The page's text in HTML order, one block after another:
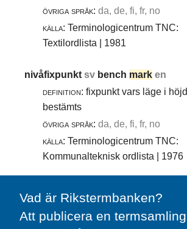
övriga språk: da, de, fi, fr, no
källa: Terminologicentrum TNC:
Textilordlista | 1981
nivåfixpunktsv bench mark en
definition: fixpunkt vars läge i höjd
bestämts
övriga språk: da, de, fi, fr, no
källa: Terminologicentrum TNC:
Kommunalteknisk ordlista | 1976
Vad är Rikstermbanken?
Att publicera en termsamling